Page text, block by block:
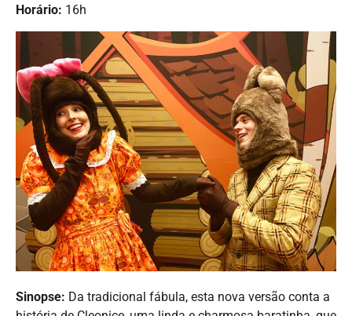
Horário: 16h
Sinopse: Da tradicional fábula, esta nova versão conta a